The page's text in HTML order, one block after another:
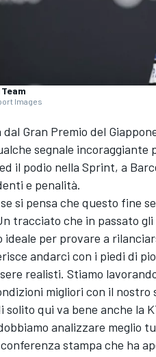
Images
Gran Premio del
segnale incoraggiante
il podio nella Sprint, a
e penalità.
si pensa che questo fine
tracciato che in passato
per provare a
andarci con i piedi di
realisti. Stiamo
migliori con il nostro
qui va bene anche la
analizzare meglio
stampa che ha